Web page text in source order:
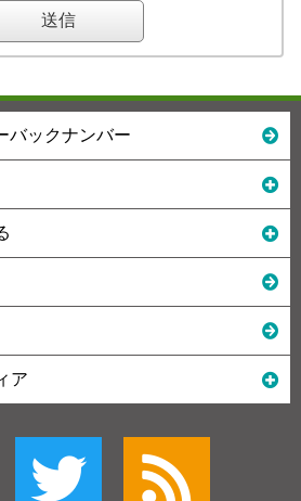
バックナンバー
ア